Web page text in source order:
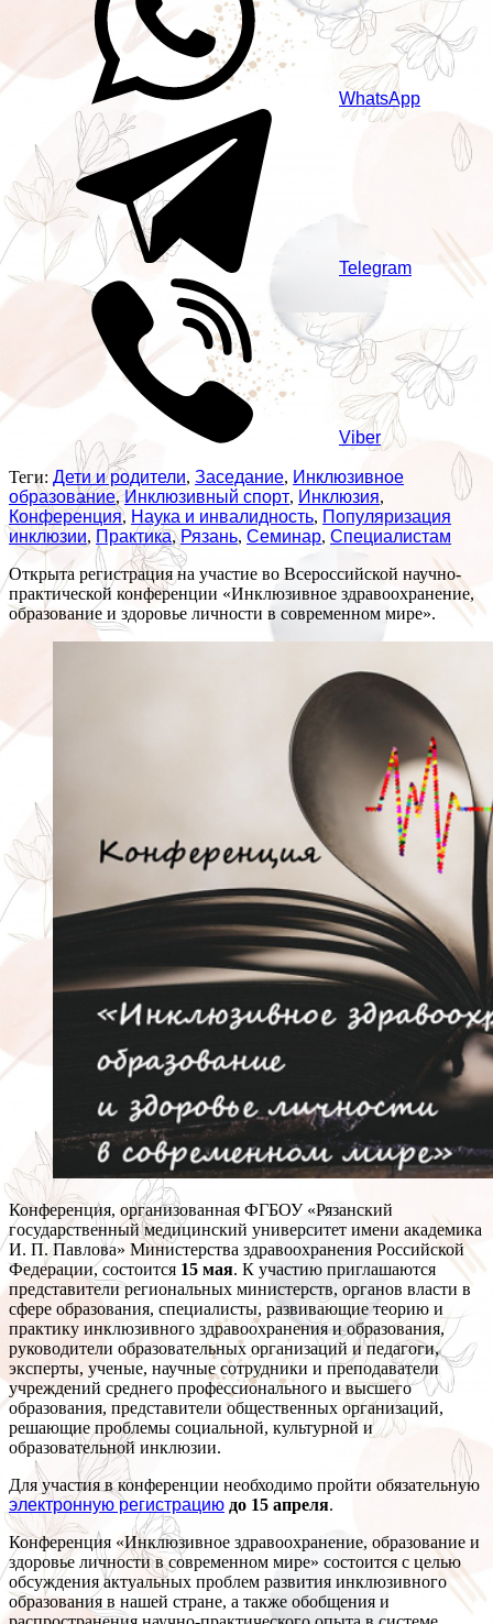
WhatsApp
Telegram
Viber
Теги: Дети и родители, Заседание, Инклюзивное
образование,Инклюзивный спорт, Инклюзия,
Конференция, Наука и инвалидность, Популяризация
инклюзии, Практика,Рязань, Семинар, Специалистам
Открыта регистрация на участие во Всероссийской научно-
практической конференции «Инклюзивное здравоохранение,
образование и здоровье личности в современном мире».
Конференция, организованная ФГБОУ «Рязанский
государственный медицинский университет имени академика
И. П. Павлова» Министерства здравоохранения Российской
Федерации, состоится 15 мая. К участию приглашаются
представители региональных министерств, органов власти в
сфере образования, специалисты, развивающие теорию и
практику инклюзивного здравоохранения и образования,
руководители образовательных организаций и педагоги,
эксперты, ученые, научные сотрудники и преподаватели
учреждений среднего профессионального и высшего
образования, представители общественных организаций,
решающие проблемы социальной, культурной и
образовательной инклюзии.
Для участия в конференции необходимо пройти обязательную
электронную регистрацию до 15 апреля.
Конференция «Инклюзивное здравоохранение, образование и
здоровье личности в современном мире» состоится с целью
обсуждения актуальных проблем развития инклюзивного
образования в нашей стране, а также обобщения и